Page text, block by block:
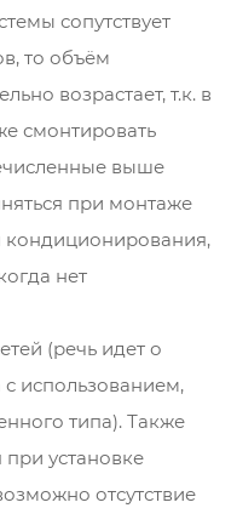
сопутствует
то объём
возрастает, т.к. в
смонтировать
выше
при монтаже
нет
(речь идет о
использованием,
типа). Также
при установке
отсутствие